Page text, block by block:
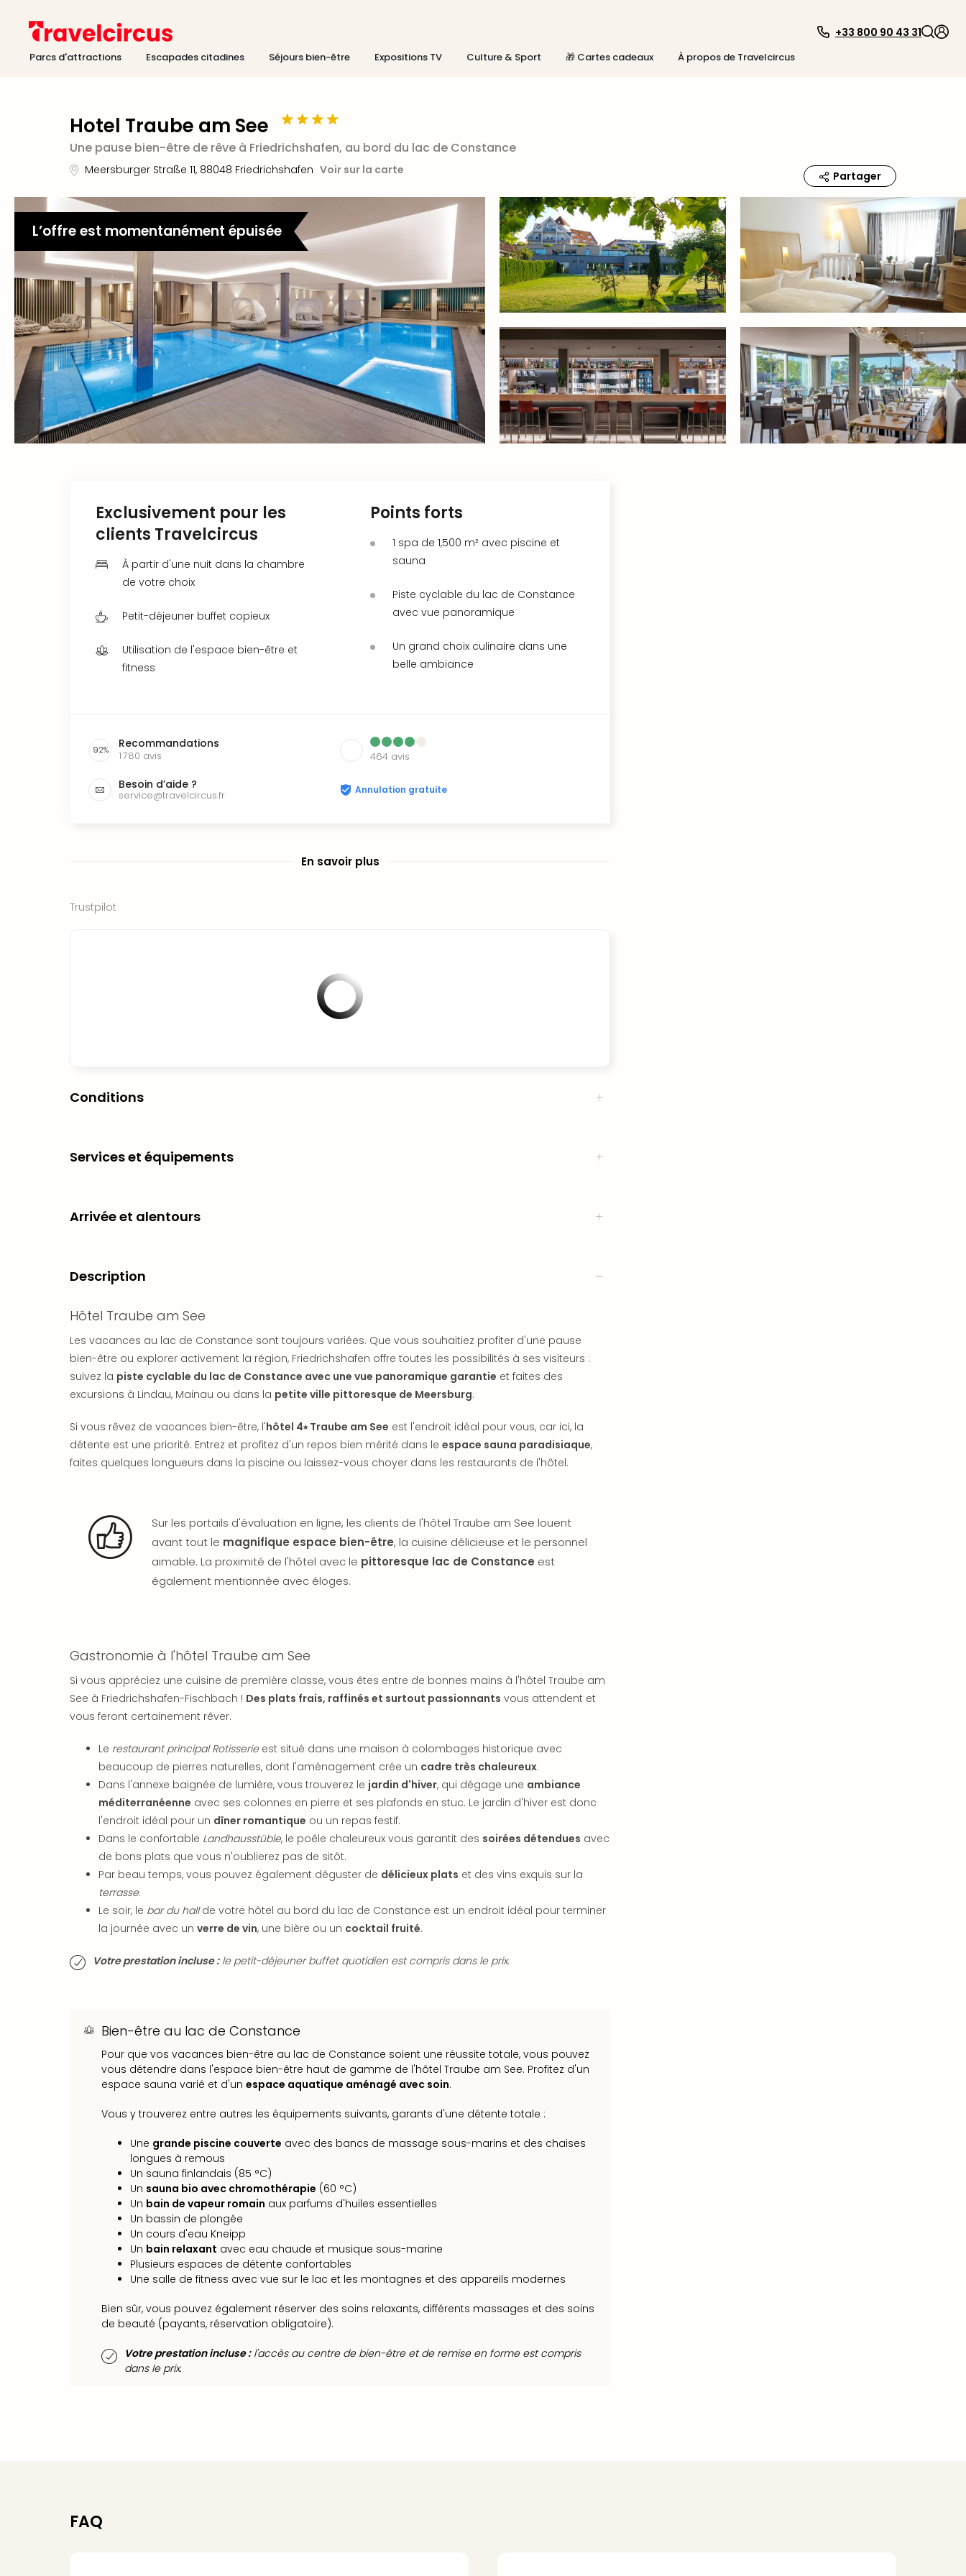
Parcs d'attractions Escapades citadines Séjours bien-être Expositions TV Culture & Sport 🎁 Cartes cadeaux À propos de Travelcircus
+33 800 90 43 31
Hotel Traube am See
Une pause bien-être de rêve à Friedrichshafen, au bord du lac de Constance
Meersburger Straße 11, 88048 Friedrichshafen Voir sur la carte Partager
L’offre est momentanément épuisée
Exclusivement pour les
clients Travelcircus
À partir d'une nuit dans la chambre
de votre choix
Petit-déjeuner buffet copieux
Utilisation de l'espace bien-être et
fitness
Points forts
1 spa de 1,500 m² avec piscine et
sauna
Piste cyclable du lac de Constance
avec vue panoramique
Un grand choix culinaire dans une
belle ambiance
92% Recommandations
1 780 avis 464 avis
Besoin d’aide ?
service@travelcircus.fr Annulation gratuite
En savoir plus
Trustpilot
Conditions
Services et équipements
Arrivée et alentours
Description
Hôtel Traube am See
Les vacances au lac de Constance sont toujours variées. Que vous souhaitiez profiter d'une pause
bien-être ou explorer activement la région, Friedrichshafen offre toutes les possibilités à ses visiteurs :
suivez la piste cyclable du lac de Constance avec une vue panoramique garantie et faites des
excursions à Lindau, Mainau ou dans la petite ville pittoresque de Meersburg.
Si vous rêvez de vacances bien-être, l'hôtel 4⭑ Traube am See est l'endroit idéal pour vous, car ici, la
détente est une priorité. Entrez et profitez d'un repos bien mérité dans le espace sauna paradisiaque,
faites quelques longueurs dans la piscine ou laissez-vous choyer dans les restaurants de l'hôtel.
Sur les portails d'évaluation en ligne, les clients de l'hôtel Traube am See louent
avant tout le magnifique espace bien-être, la cuisine délicieuse et le personnel
aimable. La proximité de l'hôtel avec le pittoresque lac de Constance est
également mentionnée avec éloges.
Gastronomie à l'hôtel Traube am See
Si vous appréciez une cuisine de première classe, vous êtes entre de bonnes mains à l'hôtel Traube am
See à Friedrichshafen-Fischbach ! Des plats frais, raffinés et surtout passionnants vous attendent et
vous feront certainement rêver.
Le restaurant principal Rotisserieest situé dans une maison à colombages historique avec
beaucoup de pierres naturelles, dont l'aménagement crée un cadre très chaleureux.
Dans l'annexe baignée de lumière, vous trouverez le jardin d'hiver, qui dégage une ambiance
méditerranéenne avec ses colonnes en pierre et ses plafonds en stuc. Le jardin d'hiver est donc
l'endroit idéal pour un dîner romantique ou un repas festif.
Dans le confortable Landhausstüble, le poêle chaleureux vous garantit des soirées détendues avec
de bons plats que vous n'oublierez pas de sitôt.
Par beau temps, vous pouvez également déguster de délicieux plats et des vins exquis sur la
terrasse.
Le soir, le bar du hallde votre hôtel au bord du lac de Constance est un endroit idéal pour terminer
la journée avec un verre de vin, une bière ou un cocktail fruité.
Votre prestation incluse :le petit-déjeuner buffet quotidien est compris dans le prix.
Bien-être au lac de Constance
Pour que vos vacances bien-être au lac de Constance soient une réussite totale, vous pouvez
vous détendre dans l'espace bien-être haut de gamme de l'hôtel Traube am See. Profitez d'un
espace sauna varié et d'un espace aquatique aménagé avec soin.
Vous y trouverez entre autres les équipements suivants, garants d'une détente totale :
Une grande piscine couverte avec des bancs de massage sous-marins et des chaises
longues à remous
Un sauna finlandais (85 °C)
Un sauna bio avec chromothérapie (60 °C)
Un bain de vapeur romain aux parfums d'huiles essentielles
Un bassin de plongée
Un cours d'eau Kneipp
Un bain relaxant avec eau chaude et musique sous-marine
Plusieurs espaces de détente confortables
Une salle de fitness avec vue sur le lac et les montagnes et des appareils modernes
Bien sûr, vous pouvez également réserver des soins relaxants, différents massages et des soins
de beauté (payants, réservation obligatoire).
Votre prestation incluse :l'accès au centre de bien-être et de remise en forme est compris
dans le prix.
FAQ